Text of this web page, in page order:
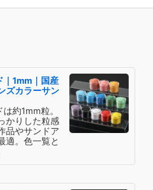
｜1mm｜国産
ズカラーサン
約1mm粒。
かりした粒感
品やサンドア
適。色一覧と